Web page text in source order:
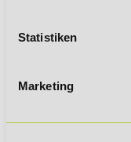
Statistiken
Marketing